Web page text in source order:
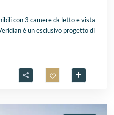
con 3 camere da letto e vista
è un esclusivo progetto di